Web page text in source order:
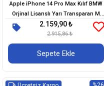
Apple iPhone 14 Pro Max Kılıf BMW
Orjinal Lisanslı Yarı Transparan M
Dizayn Çizgili Kapak
2.159,90 ₺
2.915,86 ₺
Sepete Ekle